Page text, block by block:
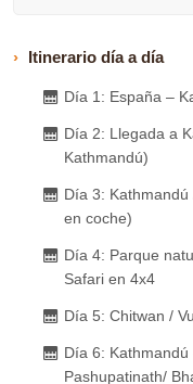
Itinerario día a día
Día 1: España –
Día 2: Llegada a
Kathmandú)
Día 3:
en coche)
Día 4: Parque
Safari en 4x4
Día 5: Chitwan /
Día 6:
Pashupatinath/